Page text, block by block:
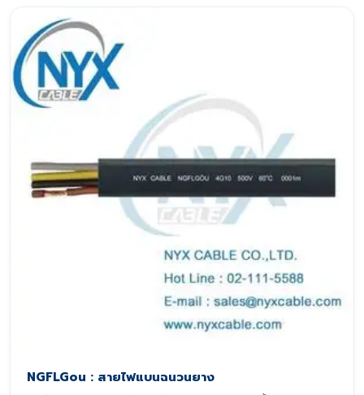
NGFLGou : สายไฟแบนฉนวนยาง